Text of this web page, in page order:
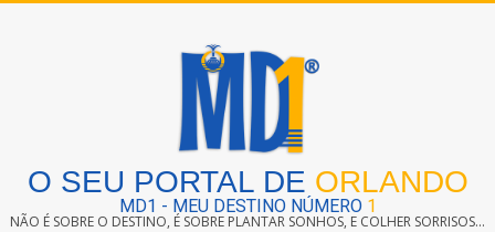
O SEU PORTAL DE ORLANDO
MD1 - MEU DESTINO NÚMERO 1
NÃO É SOBRE O DESTINO, É SOBRE PLANTAR SONHOS, E COLHER SORRISOS...